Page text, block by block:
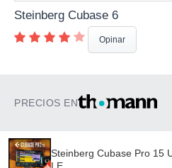
Steinberg Cubase 6
Opinar
PRECIOS EN
Steinberg Cubase Pro 15